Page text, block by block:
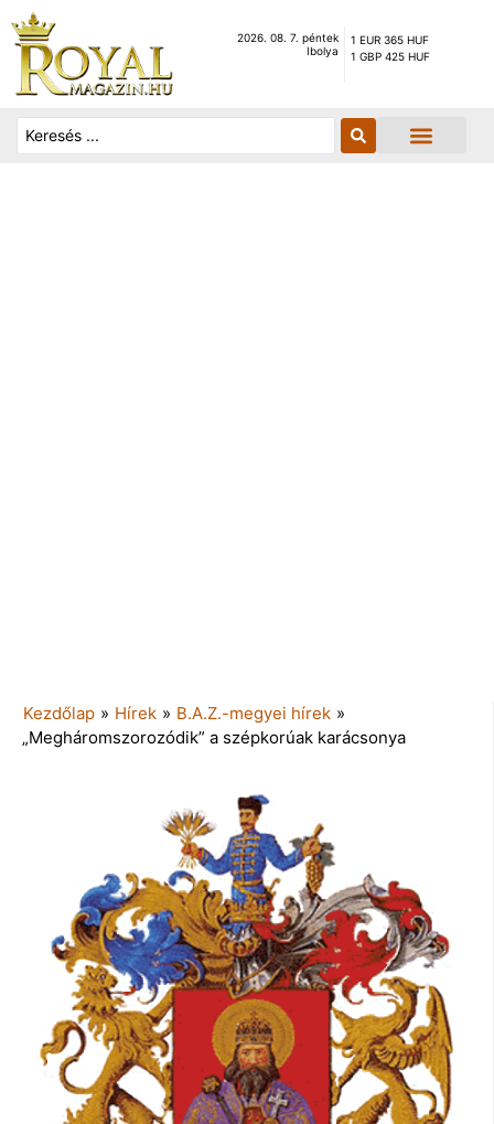
2026. 08. 7. péntek
Ibolya
1 EUR 365 HUF
1 GBP 425 HUF
Kezdőlap » Hírek » B.A.Z.-megyei hírek »
„Megháromszorozódik” a szépkorúak karácsonya